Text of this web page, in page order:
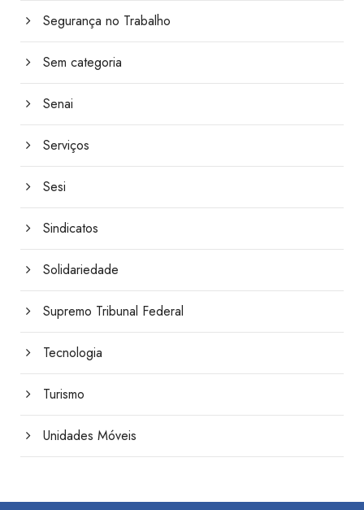
Segurança no Trabalho
Sem categoria
Senai
Serviços
Sesi
Sindicatos
Solidariedade
Supremo Tribunal Federal
Tecnologia
Turismo
Unidades Móveis